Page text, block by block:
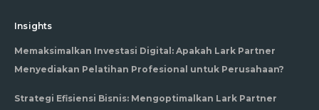
Insights
Memaksimalkan Investasi Digital: Apakah Lark Partner
Menyediakan Pelatihan Profesional untuk Perusahaan?
Strategi Efisiensi Bisnis: Mengoptimalkan Lark Partner